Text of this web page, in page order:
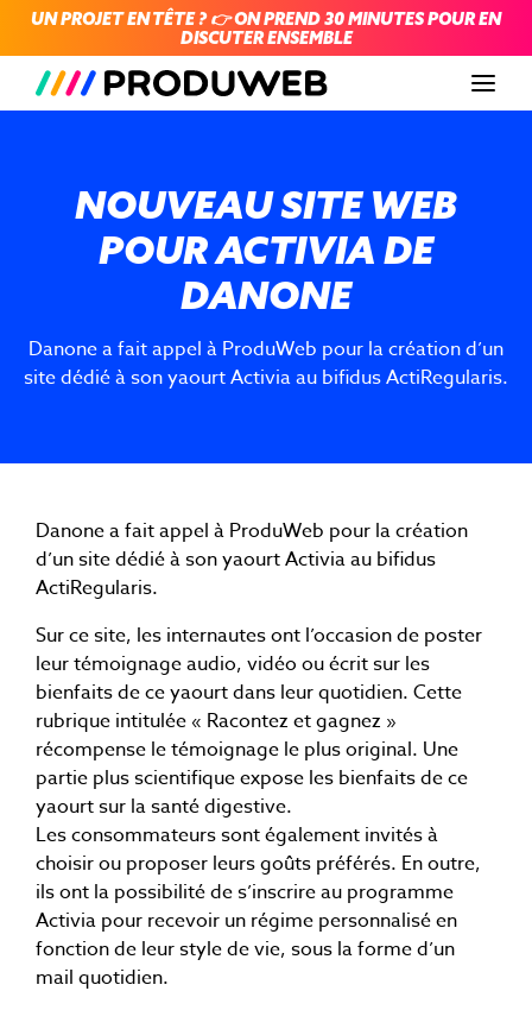
UN PROJET EN TÊTE ? 👉 ON PREND 30 MINUTES POUR EN
DISCUTER ENSEMBLE
Menu
NOUVEAU SITE WEB
POUR ACTIVIA DE
DANONE
Danone a fait appel à ProduWeb pour la création d’un
site dédié à son yaourt Activia au bifidus ActiRegularis.
Danone a fait appel à ProduWeb pour la création
d’un site dédié à son yaourt Activia au bifidus
ActiRegularis.
Sur ce site, les internautes ont l’occasion de poster
leur témoignage audio, vidéo ou écrit sur les
bienfaits de ce yaourt dans leur quotidien. Cette
rubrique intitulée « Racontez et gagnez »
récompense le témoignage le plus original. Une
partie plus scientifique expose les bienfaits de ce
yaourt sur la santé digestive.
Les consommateurs sont également invités à
choisir ou proposer leurs goûts préférés. En outre,
ils ont la possibilité de s’inscrire au programme
Activia pour recevoir un régime personnalisé en
fonction de leur style de vie, sous la forme d’un
mail quotidien.